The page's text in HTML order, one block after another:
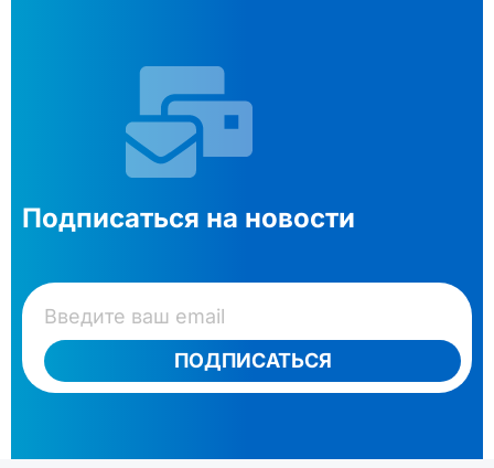
Подписаться на новости
ПОДПИСАТЬСЯ